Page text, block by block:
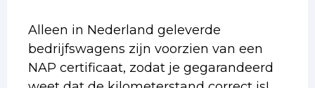
Alleen in Nederland geleverde
bedrijfswagens zijn voorzien van een
NAP certificaat, zodat je gegarandeerd